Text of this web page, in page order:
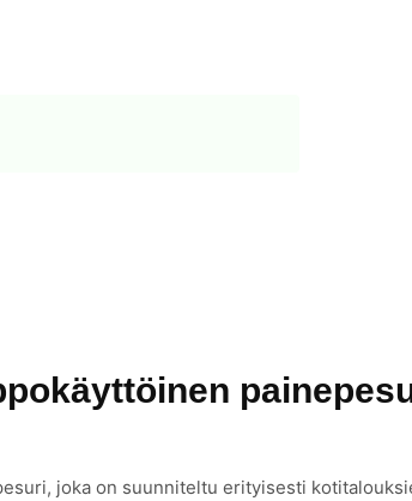
joka on suunniteltu erityisesti